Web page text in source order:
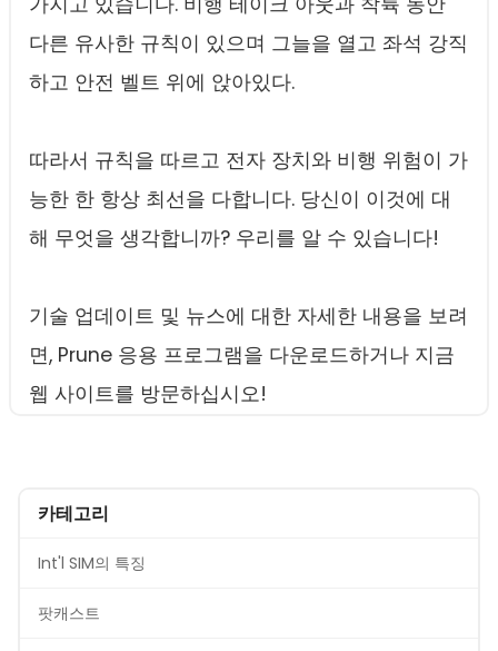
다른 유사한 규칙이 있으며 그늘을 열고 좌석 강직
하고 안전 벨트 위에 앉아있다.
따라서 규칙을 따르고 전자 장치와 비행 위험이 가
능한 한 항상 최선을 다합니다. 당신이 이것에 대
해 무엇을 생각합니까? 우리를 알 수 있습니다!
기술 업데이트 및 뉴스에 대한 자세한 내용을 보려
면, Prune 응용 프로그램을 다운로드하거나 지금
웹 사이트를 방문하십시오!
카테고리
Int'l SIM의 특징
팟캐스트